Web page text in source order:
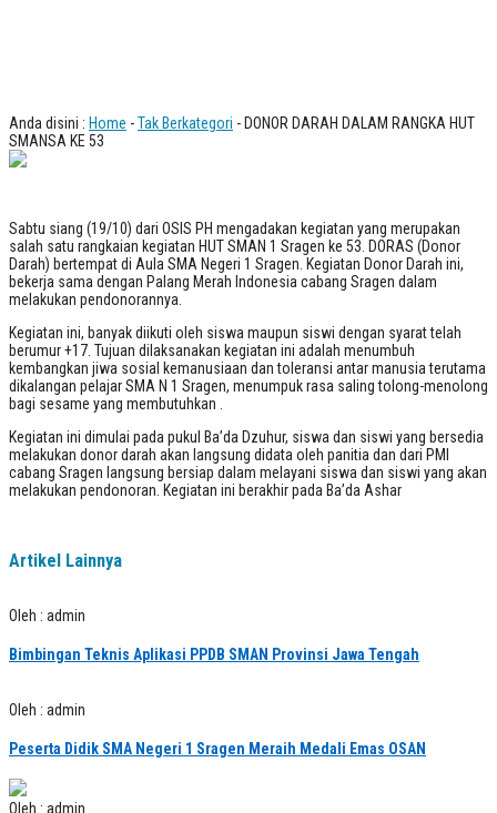
Anda disini : Home -Tak Berkategori - DONOR DARAH DALAM RANGKA HUT
SMANSA KE 53
Sabtu siang (19/10) dari OSIS PH mengadakan kegiatan yang merupakan
salah satu rangkaian kegiatan HUT SMAN 1 Sragen ke 53. DORAS (Donor
Darah) bertempat di Aula SMA Negeri 1 Sragen. Kegiatan Donor Darah ini,
bekerja sama dengan Palang Merah Indonesia cabang Sragen dalam
melakukan pendonorannya.
Kegiatan ini, banyak diikuti oleh siswa maupun siswi dengan syarat telah
berumur +17. Tujuan dilaksanakan kegiatan ini adalah menumbuh
kembangkan jiwa sosial kemanusiaan dan toleransi antar manusia terutama
dikalangan pelajar SMA N 1 Sragen, menumpuk rasa saling tolong-menolong
bagi sesame yang membutuhkan .
Kegiatan ini dimulai pada pukul Ba’da Dzuhur, siswa dan siswi yang bersedia
melakukan donor darah akan langsung didata oleh panitia dan dari PMI
cabang Sragen langsung bersiap dalam melayani siswa dan siswi yang akan
melakukan pendonoran. Kegiatan ini berakhir pada Ba’da Ashar
Artikel Lainnya
Oleh : admin
Bimbingan Teknis Aplikasi PPDB SMAN Provinsi Jawa Tengah
Oleh : admin
Peserta Didik SMA Negeri 1 Sragen Meraih Medali Emas OSAN
Oleh : admin